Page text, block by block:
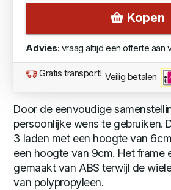
Kopen
Advies: vraag altijd een offerte aan
Gratis transport! Veilig betalen
Door de eenvoudige
persoonlijke wens te gebruiken.
3 laden met een hoogte van
een hoogte van 9cm. Het frame
gemaakt van ABS terwijl de
van polypropyleen.